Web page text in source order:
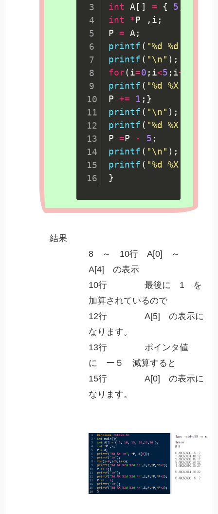
int
A [ ] = { 5
int
*P , i ;
P = A ;
printf ( "%d %d \n"
printf ( "\n" ) ;
for(i=0 ; i<5 ; i++
printf ( "%d %X %2d
P += 1 ; }
printf ( "\n" ) ;
printf ( "%d %X %2d
P =P - 5 ;
printf ( "\n" ) ;
printf ( "%d %X %2d
}
結果
8 ～ 10行 A[0] ～
A[4] の表示
10行 最後に 1 を
加算されているので
12行 A[5] の表示に
なります。
13行 ポインタ値
に ー５ 減算すると
15行 A[0] の表示に
なります。